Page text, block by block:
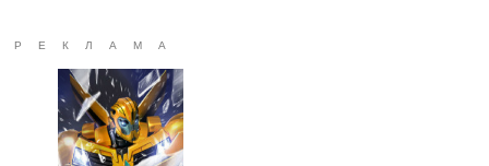
РЕКЛАМА